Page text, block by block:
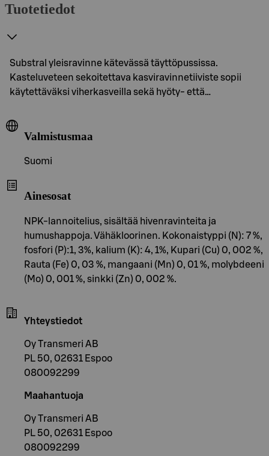
Tuotetiedot
Substral yleisravinne kätevässä täyttöpussissa.
Kasteluveteen sekoitettava kasviravinnetiiviste sopii
käytettäväksi viherkasveilla sekä hyöty- että…
Valmistusmaa
Suomi
Ainesosat
NPK-lannoitelius, sisältää hivenravinteita ja
humushappoja. Vähäkloorinen. Kokonaistyppi (N): 7 %,
fosfori (P):1, 3%, kalium (K): 4, 1%, Kupari (Cu) 0, 002 %,
Rauta (Fe) 0, 03 %, mangaani (Mn) 0, 01 %, molybdeeni
(Mo) 0, 001 %, sinkki (Zn) 0, 002 %.
Yhteystiedot
Oy Transmeri AB
PL 50, 02631 Espoo
080092299
Maahantuoja
Oy Transmeri AB
PL 50, 02631 Espoo
080092299